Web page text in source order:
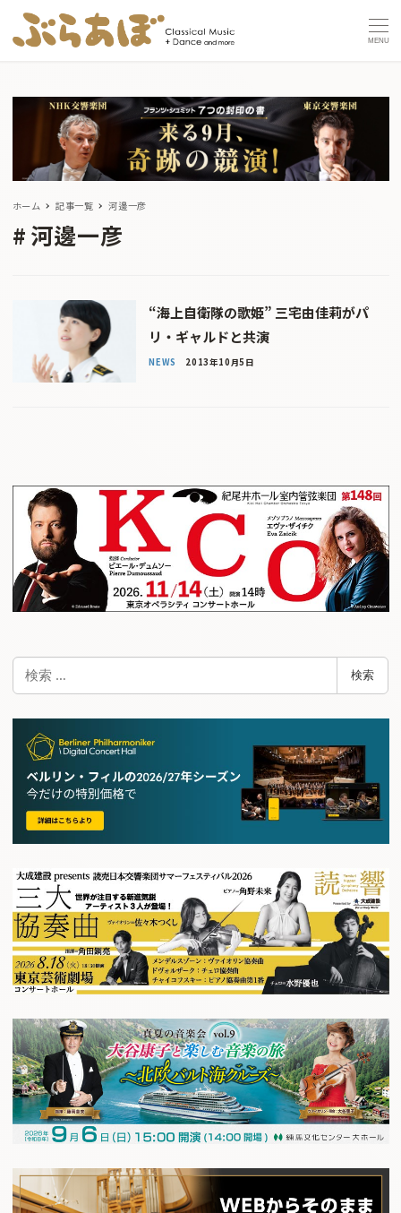
MENU
ホーム 記事一覧 河邊一彦
河邊一彦
“海上自衛隊の歌姫” 三宅由佳莉がパ
リ・ギャルドと共演
NEWS 2013年10月5日
検
検索